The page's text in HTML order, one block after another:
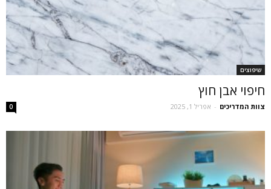
שיפוצים
חיפוי אבן חוץ
צוות המדריכים - אפריל 1, 2025 0